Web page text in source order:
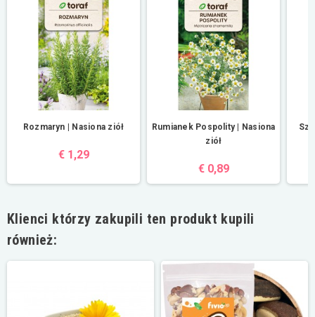
Rozmaryn | Nasiona ziół
€ 1,29
Rumianek Pospolity | Nasiona
ziół
€ 0,89
Klienci którzy zakupili ten produkt kupili
również: